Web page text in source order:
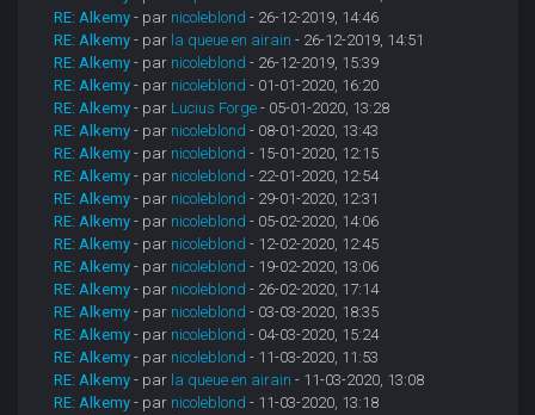
RE: Alkemy - par nicoleblond - 26-12-2019, 14:46
RE: Alkemy - par la queue en airain - 26-12-2019, 14:51
RE: Alkemy - par nicoleblond - 26-12-2019, 15:39
RE: Alkemy - par nicoleblond - 01-01-2020, 16:20
RE: Alkemy - par Lucius Forge - 05-01-2020, 13:28
RE: Alkemy - par nicoleblond - 08-01-2020, 13:43
RE: Alkemy - par nicoleblond - 15-01-2020, 12:15
RE: Alkemy - par nicoleblond - 22-01-2020, 12:54
RE: Alkemy - par nicoleblond - 29-01-2020, 12:31
RE: Alkemy - par nicoleblond - 05-02-2020, 14:06
RE: Alkemy - par nicoleblond - 12-02-2020, 12:45
RE: Alkemy - par nicoleblond - 19-02-2020, 13:06
RE: Alkemy - par nicoleblond - 26-02-2020, 17:14
RE: Alkemy - par nicoleblond - 03-03-2020, 18:35
RE: Alkemy - par nicoleblond - 04-03-2020, 15:24
RE: Alkemy - par nicoleblond - 11-03-2020, 11:53
RE: Alkemy - par la queue en airain - 11-03-2020, 13:08
RE: Alkemy - par nicoleblond - 11-03-2020, 13:18